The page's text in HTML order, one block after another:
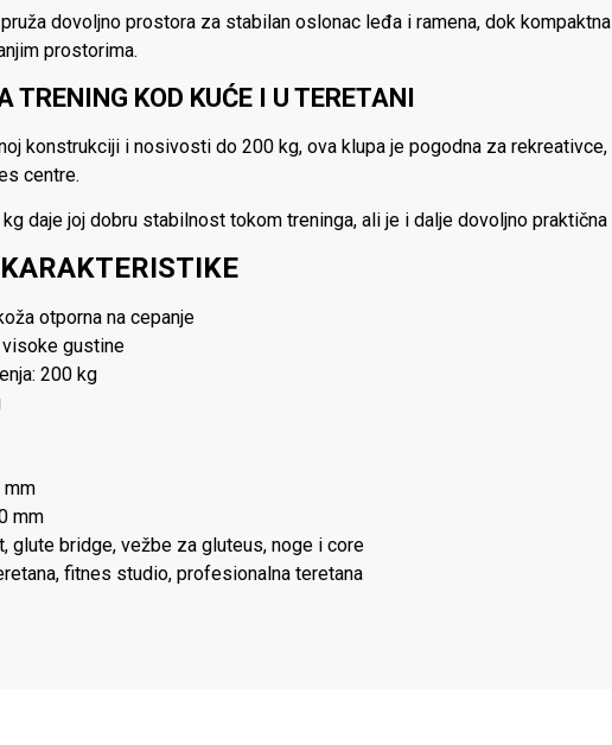
dovoljno prostora za stabilan oslonac leđa i ramena, dok
prostorima.
TRENING KOD KUĆE I U TERETANI
konstrukciji i nosivosti do 200 kg, ova klupa je pogodna za
centre.
daje joj dobru stabilnost tokom treninga, ali je i dalje dovoljno
otporna na cepanje
visoke gustine
200 kg
mm
mm
glute bridge, vežbe za gluteus, noge i core
fitnes studio, profesionalna teretana